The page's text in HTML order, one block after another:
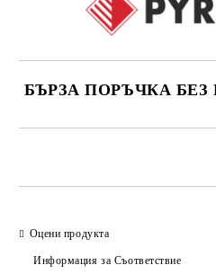
БЪРЗА ПОРЪЧКА БЕЗ
Оцени продукта
Информация за Съответствие